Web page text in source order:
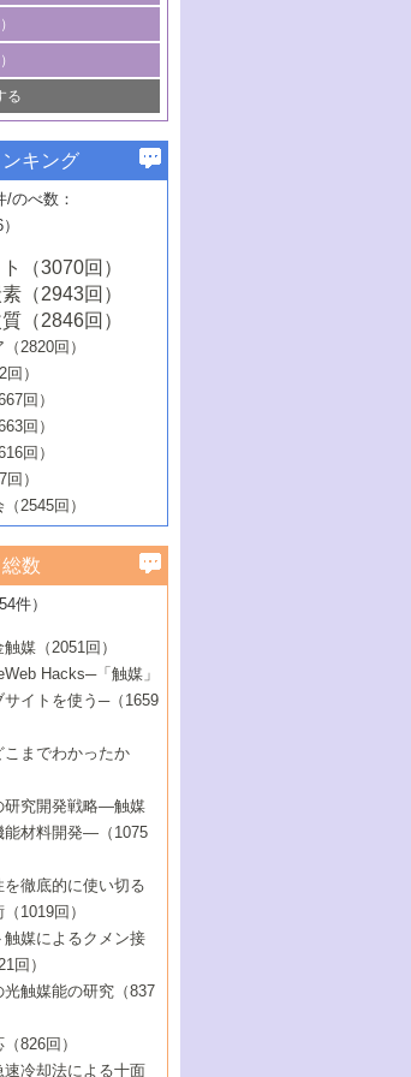
究動向
成と応用における研
面
論会（2025年）
析技術の最先端
からのお知らせ
論会（2023年）
酸素欠陥を利用した
エネルギー変換反応
環のための触媒・機
減および有効活用のた
発信企画～とびたて
ち～（1）
ち～（2）
・ユースを志向した
・対面開催）
用した触媒的分子変
いた触媒の新展開
用いた触媒開発
トラルに向けた電解
論会（2021年・オン
のみ）
に資するクリーンな
触媒化学
水分解の最新の研究
ロセスを支えるマイ
術の最新動向
論会（2020年・工学
着目した触媒プロセ
素サプライチェーンに
向
に関する最近の研究
品製造のための触媒
含窒素有機化合物変
減に向けた自動車排
発
論会（2019年・大阪
新の研究動向
の有用化学品合成
スター触媒の最前線
画
イト合成技術
における電気化学的
論会（2018年・東京
，触媒
の開発と触媒反応プ
を解き明かす最先端
有効利用のための触
論会（2017年・首都
る
の高分子を生み出す触
化成品製造に向けた触
端～とびたて若き研究
端～とびたて若き研究
端～とびたて若き研究
と燃料電池・電解合成
論会（2016年・大阪府
かかわる触媒技術の新
の最近の進展
料電池（SOFC）におけ
の燃料直接改質技術
の制御による触媒機能
その周辺技術の最近の
論会（2015年・成蹊大
に関する最新の研究動
けた近年のアプローチ
ギーの有効活用に貢献
レート
論会（2014年・ロワジ
池システム用触媒にお
ル重合の最近の動向
工業的展開に関する触
密構造制御とその活用
品製造のための固体触
状態解析から新機能開拓
論会（2013年・関西大
利用技術における最近
論会
の最新動向
の最新動向
質変換反応の新展開
化成品合成の新潮流
合金触媒の新展開
論会
察法の進歩（１）
察法の進歩（２）
媒的活性化による有機
媒技術
における最近の進歩
と長寿命触媒開発
論会
新機能
びその環境の精密な設
能化
うための技術
よる精密有機合成
レフィンに向けた重合
注目を集める材料－
論会
媒の現状と課題
に向けた水素製造・貯
媒・材料
現のための触媒および
のこの10年，半世紀，
会
ユニークな表面構造の
触媒研究の未来展望1：
論会
における計算化学の進
る触媒研究の未来展望
の合成と触媒
会
ケミカル合成プロセス
んな物質―新たな触媒
を活かした触媒研究
用
近の進歩
会
媒の最近の展開
のための触媒技術の新
会
の触媒技術
ター
とその効果
会
材料
進歩と応用
会
いた化学プロセスの新
媒の最前線
会
場の触媒反応
金属の触媒作用
ルズの展開に寄与する
会
でみた新しい表面現象
触媒の新たな展
良いのか？
会
ガス処理技術
と将来─第90回触媒討論
の触媒技術
会
の触媒技術
媒技術
触媒の化学
会
電気化学の新展開
と機能化
しい
会
雑誌/情報
た触媒化学の現状と未
トリーと触媒
会特集号
オプロセス
の触媒化学
る新しい切り口：コン
トリー
会特集号
媒研究のブレークスル
として使ってみません
明日を拓く
会
ス
さをどのように伝える
会
の新しい展開
機能性を目指した金属
特異な空間とその利用-
会
最前線
新展開
考える
と触媒
の応用と展望
言/創立40周年記念・触
みとこれから/創立40周
会
へのさそい
と予測
セスと触媒
会
系触媒反応-その特徴と
会
媒の実用化研究
目指した触媒調製
の新しい展開
会
媒作用/C1化学を中心と
ダル:金・銀・銅はどん
る機能の複合化
ルズと固体触媒
会
た触媒
ル
触媒
会
マニュアル―探索から工
会
えたこの研究
会
開発マニュアル―探索か
キング
/のべ数：
（3070回）
（2943回）
（2846回）
2820回）
）
回）
回）
回）
）
2545回）
数
件）
媒（2051回）
Hacks─「触媒」
サイトを使う─（1659
こまでわかったか
研究開発戦略―触媒
能材料開発―（1075
を徹底的に使い切る
1019回）
触媒によるクメン接
回）
光触媒能の研究（837
826回）
速冷却法による十面